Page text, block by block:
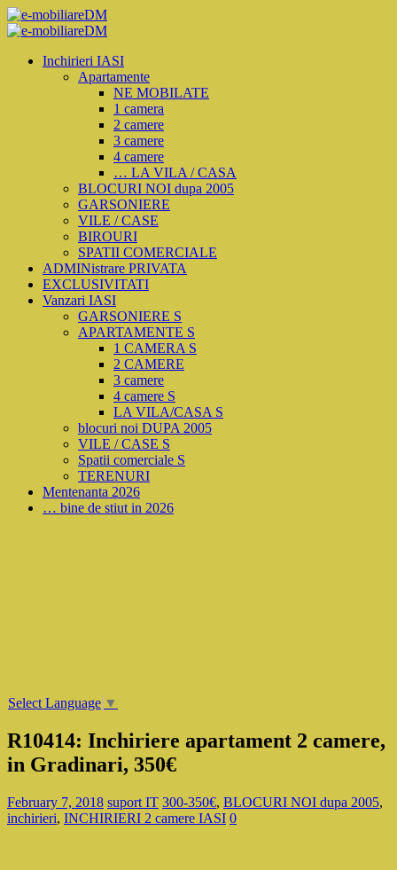
Inchirieri IASI
Apartamente
NE MOBILATE
1 camera
2 camere
3 camere
4 camere
… LA VILA / CASA
BLOCURI NOI dupa 2005
GARSONIERE
VILE / CASE
BIROURI
SPATII COMERCIALE
ADMINistrare PRIVATA
EXCLUSIVITATI
Vanzari IASI
GARSONIERE S
APARTAMENTE S
1 CAMERA S
2 CAMERE
3 camere
4 camere S
LA VILA/CASA S
blocuri noi DUPA 2005
VILE / CASE S
Spatii comerciale S
TERENURI
Mentenanta 2026
… bine de stiut in 2026
Select Language ▼
R10414: Inchiriere apartament 2 camere,
in Gradinari, 350€
February 7, 2018 suport IT 300-350€, BLOCURI NOI dupa 2005,
inchirieri, INCHIRIERI 2 camere IASI 0